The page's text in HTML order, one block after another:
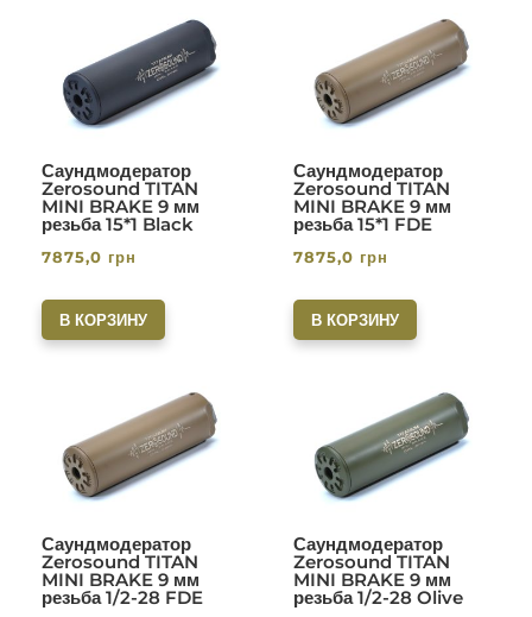
Саундмодератор
Zerosound TITAN
MINI BRAKE 9 мм
резьба 15*1 Black
7875,0 грн
В КОРЗИНУ
Саундмодератор
Zerosound TITAN
MINI BRAKE 9 мм
резьба 15*1 FDE
7875,0 грн
В КОРЗИНУ
Саундмодератор
Zerosound TITAN
MINI BRAKE 9 мм
резьба 1/2-28 FDE
Саундмодератор
Zerosound TITAN
MINI BRAKE 9 мм
резьба 1/2-28 Olive